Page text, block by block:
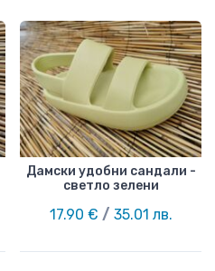
Дамски удобни сандали -
светло зелени
17.90 € / 35.01 лв.